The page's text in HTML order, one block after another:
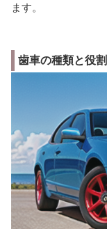
ます。
歯車の種類と役割